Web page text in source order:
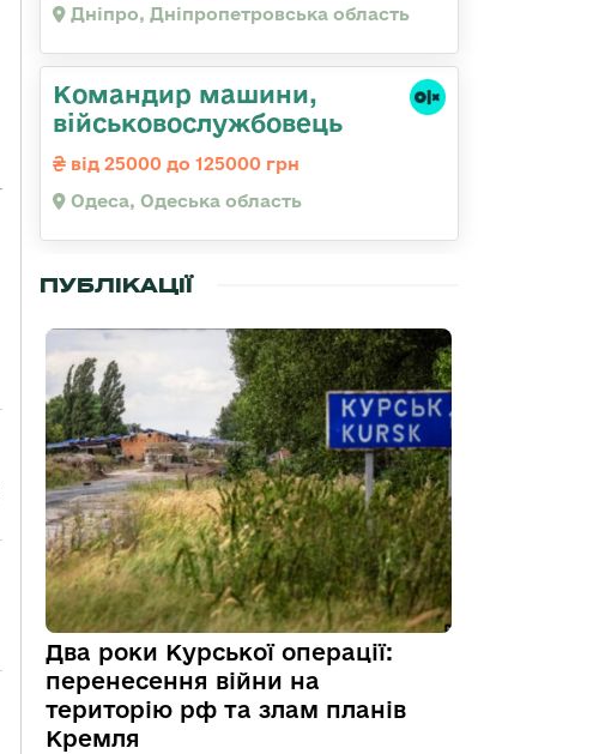
Дніпро, Дніпропетровська область
Командир машини,
військовослужбовець
від 25000 до 125000 грн
Одеса, Одеська область
ПУБЛІКАЦІЇ
Два роки Курської операції:
перенесення війни на
територію рф та злам планів
Кремля